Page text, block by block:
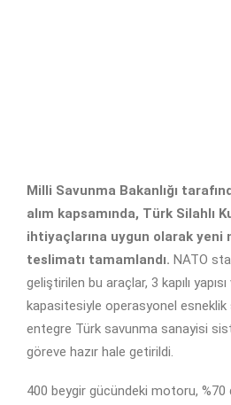
Milli Savunma Bakanlığı
alım kapsamında, Türk Silahlı
ihtiyaçlarına uygun olarak yeni
teslimatı tamamlandı. NATO
geliştirilen bu araçlar, 3 kapılı
kapasitesiyle operasyonel esneklik
entegre Türk savunma sanayisi
göreve hazır hale getirildi.
400 beygir gücündeki motoru, %70